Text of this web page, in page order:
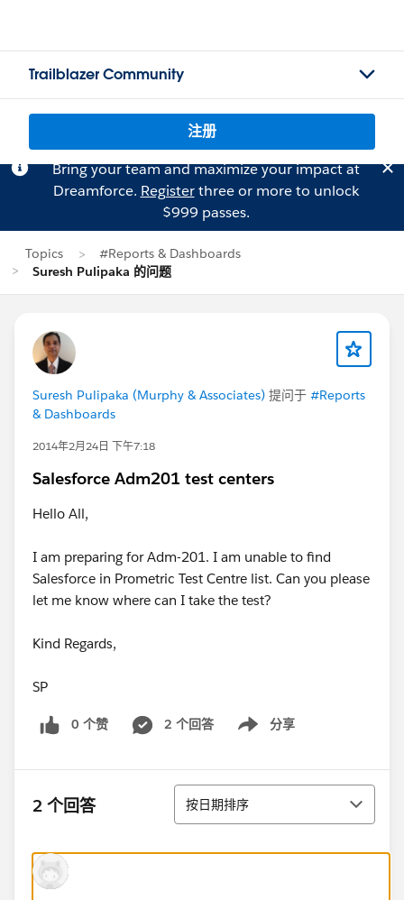
Trailblazer Community
注册
Bring your team and maximize your impact at
Dreamforce. Registerthree or more to unlock
$999 passes.
Topics
#Reports & Dashboards
Suresh Pulipaka 的问题
Suresh Pulipaka (Murphy & Associates) 提问于 #Reports
& Dashboards
2014年2月24日 下午7:18
Salesforce Adm201 test centers
Hello All,
I am preparing for Adm-201. I am unable to find
Salesforce in Prometric Test Centre list. Can you please
let me know where can I take the test?
Kind Regards,
SP
0 个赞 2 个回答 分享
Show menu
2 个回答 排序
按日期排序